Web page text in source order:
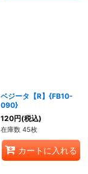
ベジータ【R】{FB10-
090}
120円(税込)
在庫数 45枚
カートに入れる